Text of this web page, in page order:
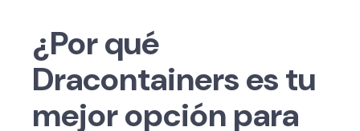
¿Por qué
Dracontainers es tu
mejor opción para